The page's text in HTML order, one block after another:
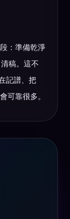
：準備乾淨
稿。這不
記譜、把
可靠很多。